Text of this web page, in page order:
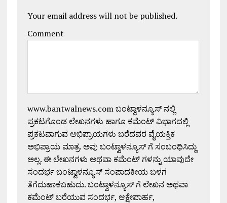
Your email address will not be published.
Comment
www.bantwalnews.com ಬಂಟ್ವಾಳನ್ಯೂಸ್ ನಲ್ಲಿ
ಪ್ರಕಟಗೊಂಡ ಲೇಖನಗಳು ಹಾಗೂ ಕಮೆಂಟ್ ವಿಭಾಗದಲ್ಲಿ
ಪ್ರಕಟವಾಗುವ ಅಭಿಪ್ರಾಯಗಳು ಬರೆದವರ ವೈಯಕ್ತಿಕ
ಅಭಿಪ್ರಾಯ ಮಾತ್ರ. ಅವು ಬಂಟ್ವಾಳನ್ಯೂಸ್ ಗೆ ಸಂಬಂಧಿಸಿದ್ದು
ಅಲ್ಲ. ಈ ಲೇಖನಗಳು ಅಥವಾ ಕಮೆಂಟ್ ಗಳನ್ನು ಯಾವುದೇ
ಸಂದರ್ಭ ಬಂಟ್ವಾಳನ್ಯೂಸ್ ಸಂಪಾದಕೀಯ ಬಳಗ
ತೆಗೆದುಹಾಕಬಹುದು. ಬಂಟ್ವಾಳನ್ಯೂಸ್ ಗೆ ಲೇಖನ ಅಥವಾ
ಕಮೆಂಟ್ ಬರೆಯುವ ಸಂದರ್ಭ, ಆಕ್ಷೇಪಾರ್ಹ,